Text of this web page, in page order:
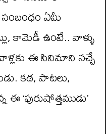
ఏమీ
కామెడీ ఉంటే.. వాళ్ళు
ఈ సినిమాని నచ్చే
క‌థ‌, పాట‌లు,
‘పురుషోత్తముడు’